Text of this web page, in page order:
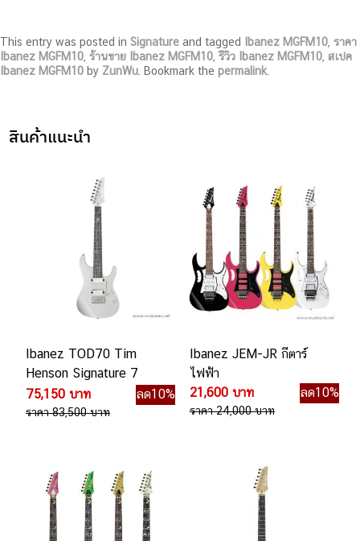
This entry was posted in Signature and tagged Ibanez MGFM10, ราคา
Ibanez MGFM10, ร้านขาย Ibanez MGFM10,รีวิว Ibanez MGFM10, สเปค
Ibanez MGFM10 by ZunWu. Bookmark the permalink.
สินค้าแนะนำ
Ibanez TOD70 Tim
Henson Signature 7
String กีตาร์ไฟฟ้า
75,150 บาท ลด10%
ราคา 83,500 บาท
Ibanez JEM-JR กีตาร์
ไฟฟ้า
21,600 บาท
ลด10%
ราคา 24,000 บาท